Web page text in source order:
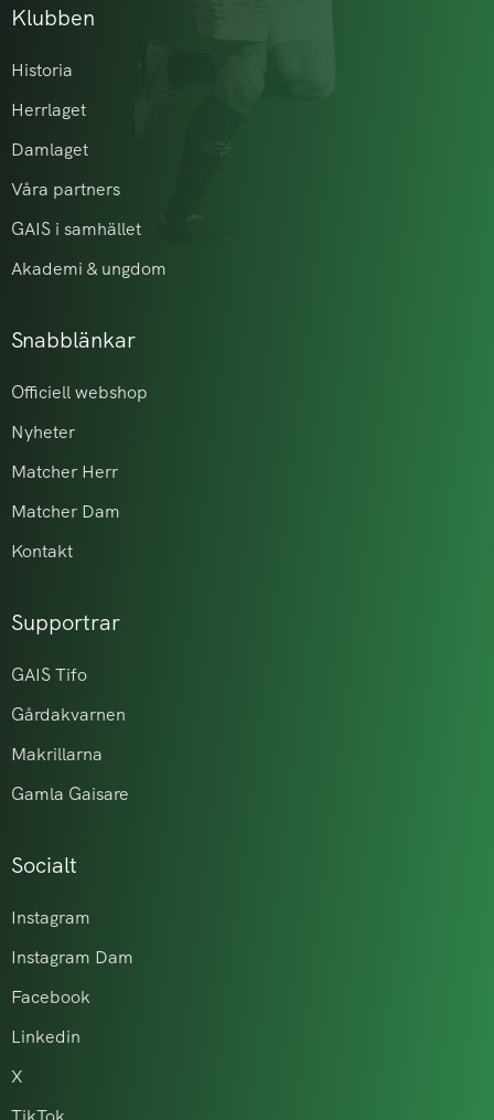
Klubben
Historia
Herrlaget
Damlaget
Våra partners
GAIS i samhället
Akademi & ungdom
Snabblänkar
Officiell webshop
Nyheter
Matcher Herr
Matcher Dam
Kontakt
Supportrar
GAIS Tifo
Gårdakvarnen
Makrillarna
Gamla Gaisare
Socialt
Instagram
Instagram Dam
Facebook
Linkedin
X